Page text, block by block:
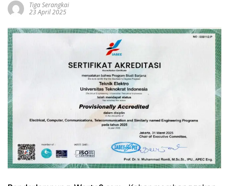
Tiga Serangkai
23 April 2025